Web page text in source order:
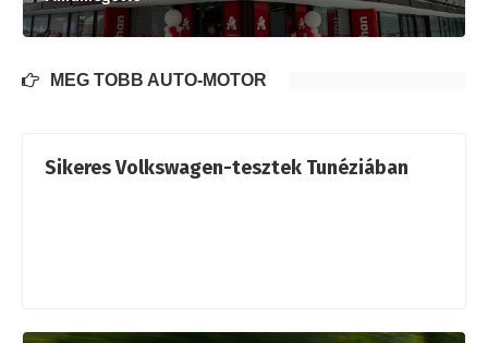
MÉG TÖBB AUTÓ-MOTOR
Sikeres Volkswagen-tesztek Tunéziában